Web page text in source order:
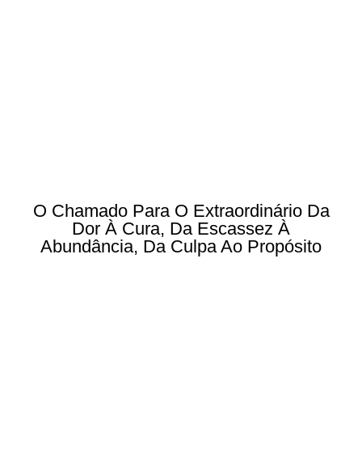
O Chamado Para O Extraordinário Da
Dor À Cura, Da Escassez À
Abundância, Da Culpa Ao Propósito